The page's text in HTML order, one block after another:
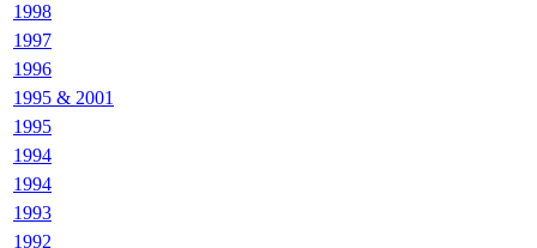
1998
1997
1996
1995 & 2001
1995
1994
1994
1993
1992